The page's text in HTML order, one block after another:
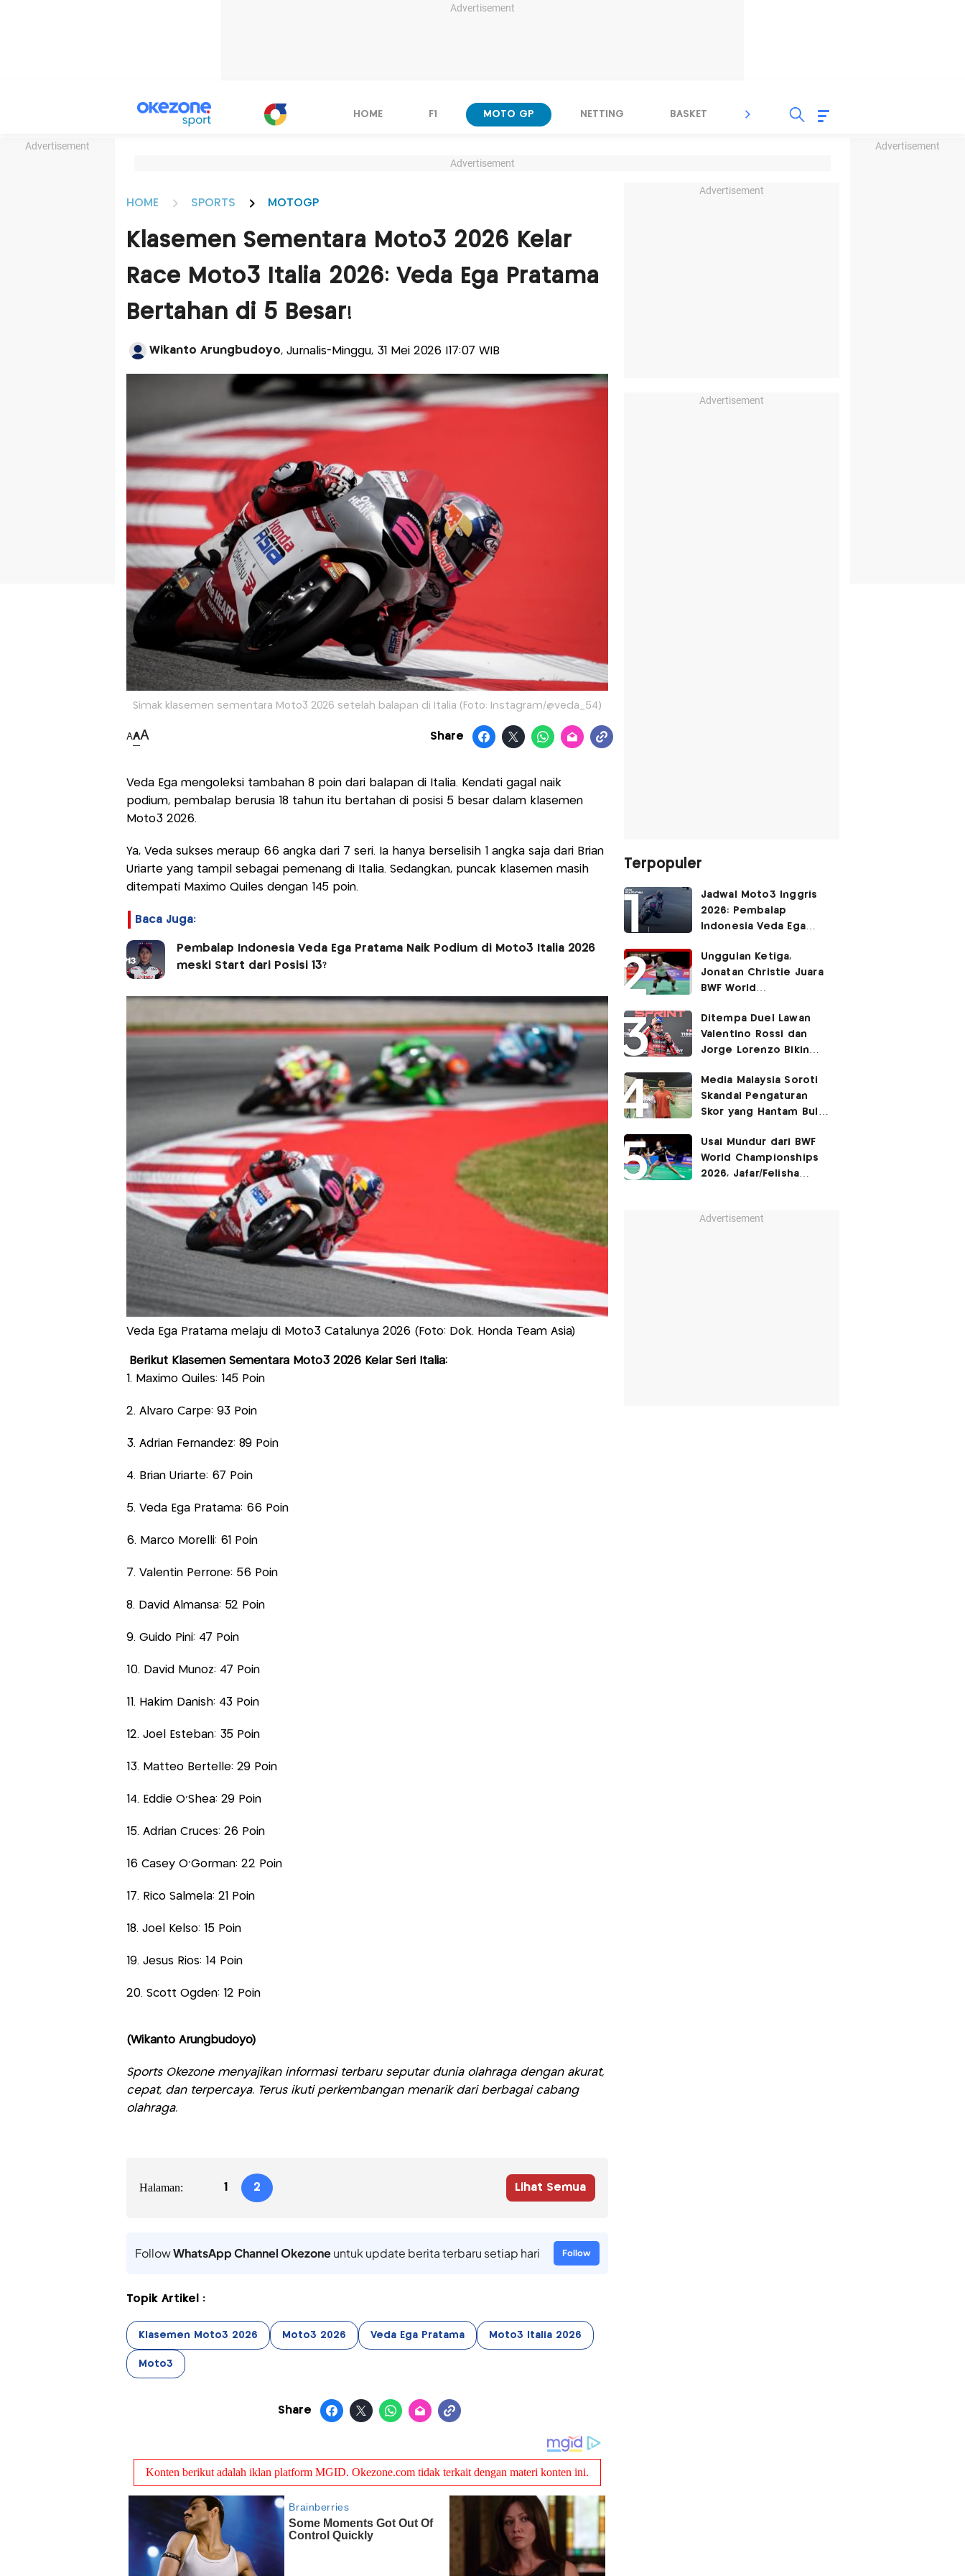
Advertisement
Advertisement Advertisement
HOME F1 MOTO GP NETTING BASKET SPORT LAIN
Advertisement
HOME SPORTS MOTOGP
Klasemen Sementara Moto3 2026 Kelar
Race Moto3 Italia 2026: Veda Ega Pratama
Bertahan di 5 Besar!
Wikanto Arungbudoyo, Jurnalis-Minggu, 31 Mei 2026 |17:07 WIB
Simak klasemen sementara Moto3 2026 setelah balapan di Italia (Foto: Instagram/@veda_54)
AAA Share
Veda Ega mengoleksi tambahan 8 poin dari balapan di Italia. Kendati gagal naik
podium, pembalap berusia 18 tahun itu bertahan di posisi 5 besar dalam klasemen
Moto3 2026.
Ya, Veda sukses meraup 66 angka dari 7 seri. Ia hanya berselisih 1 angka saja dari Brian
Uriarte yang tampil sebagai pemenang di Italia. Sedangkan, puncak klasemen masih
ditempati Maximo Quiles dengan 145 poin.
Baca Juga:
Pembalap Indonesia Veda Ega Pratama Naik Podium di Moto3 Italia 2026
meski Start dari Posisi 13?
Veda Ega Pratama melaju di Moto3 Catalunya 2026 (Foto: Dok. Honda Team Asia)
Berikut Klasemen Sementara Moto3 2026 Kelar Seri Italia:
1. Maximo Quiles: 145 Poin
2. Alvaro Carpe: 93 Poin
3. Adrian Fernandez: 89 Poin
4. Brian Uriarte: 67 Poin
5. Veda Ega Pratama: 66 Poin
6. Marco Morelli: 61 Poin
7. Valentin Perrone: 56 Poin
8. David Almansa: 52 Poin
9. Guido Pini: 47 Poin
10. David Munoz: 47 Poin
11. Hakim Danish: 43 Poin
12. Joel Esteban: 35 Poin
13. Matteo Bertelle: 29 Poin
14. Eddie O’Shea: 29 Poin
15. Adrian Cruces: 26 Poin
16 Casey O’Gorman: 22 Poin
17. Rico Salmela: 21 Poin
18. Joel Kelso: 15 Poin
19. Jesus Rios: 14 Poin
20. Scott Ogden: 12 Poin
(Wikanto Arungbudoyo)
Sports Okezone menyajikan informasi terbaru seputar dunia olahraga dengan akurat,
cepat, dan terpercaya. Terus ikuti perkembangan menarik dari berbagai cabang
olahraga.
Halaman: 1 2 Lihat Semua
FollowWhatsApp Channel Okezoneuntuk update berita terbaru setiap hari Follow
Topik Artikel :
Klasemen Moto3 2026 Moto3 2026 Veda Ega Pratama Moto3 Italia 2026
Moto3
Share
Advertisement
Advertisement
Terpopuler
Jadwal Moto3 Inggris
2026: Pembalap
Indonesia Veda Ega
Unggulan Ketiga,
Jonatan Christie Juara
BWF World
Ditempa Duel Lawan
Valentino Rossi dan
Jorge Lorenzo Bikin
Dikalahkan
Media Malaysia Soroti
Skandal Pengaturan
Skor yang Hantam Bulu
Libatkan Jafar/Felisha!
Usai Mundur dari BWF
World Championships
2026, Jafar/Felisha
Games 2026
Advertisement